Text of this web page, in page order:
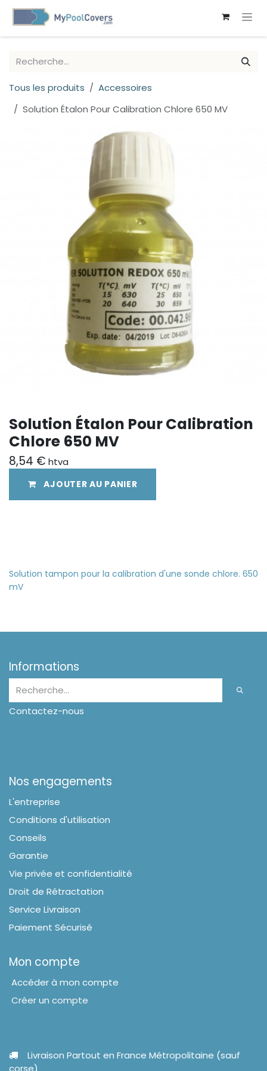
Tous les produits
Accessoires
Solution Étalon Pour Calibration Chlore 650 MV
Solution Étalon Pour Calibration
Chlore 650 MV
8,54 € htva
AJOUTER AU PANIER
Solution tampon pour la calibration d'une sonde chlore. 650
mV
Informations
Contactez-nous
Nos engagements
L'entreprise
Conditions d'utilisation
Conseils
Garantie
Vie privée et confidentialité
Droit de Rétractation
Service Livraison
Paiement Sécurisé
Mon compte
Accéder à mon compte
Créer un compte
Livraison Partout en France Métropolitaine (sauf
corse)